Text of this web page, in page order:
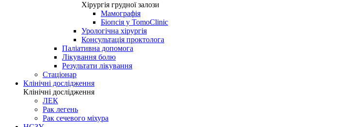
Хірургія грудної залози
Мамографія
Біопсія у TomoClinic
Урологічна хірургія
Консультація проктолога
Паліативна допомога
Лікування болю
Результати лікування
Стаціонар
Клінічні дослідження
Клінічні дослідження
ЛЕК
Рак легень
Рак сечевого міхура